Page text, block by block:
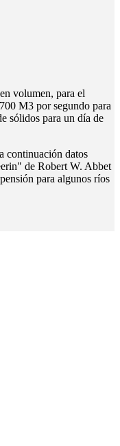
volumen, para el
M3 por segundo para
sólidos para un día de
continuación datos
de Robert W. Abbet
para algunos ríos